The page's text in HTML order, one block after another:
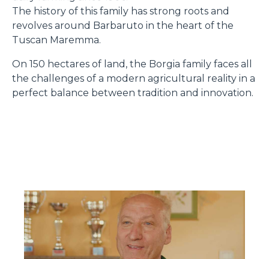
The history of this family has strong roots and
revolves around Barbaruto in the heart of the
Tuscan Maremma.
On 150 hectares of land, the Borgia family faces all
the challenges of a modern agricultural reality in a
perfect balance between tradition and innovation.